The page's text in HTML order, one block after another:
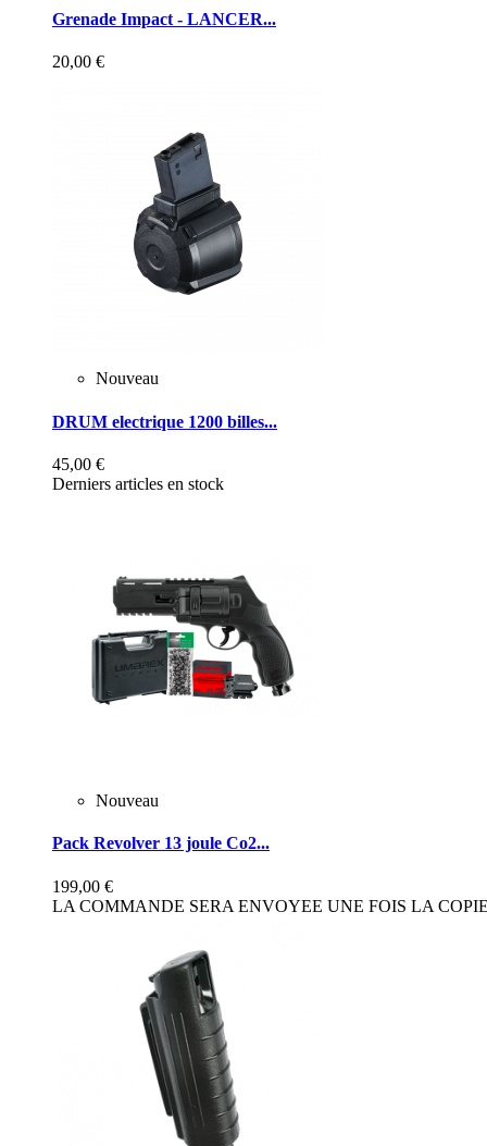
Grenade Impact - LANCER...
20,00 €
Nouveau
DRUM electrique 1200 billes...
45,00 €
Derniers articles en stock
Nouveau
Pack Revolver 13 joule Co2...
199,00 €
LA COMMANDE SERA ENVOYEE UNE FOIS LA